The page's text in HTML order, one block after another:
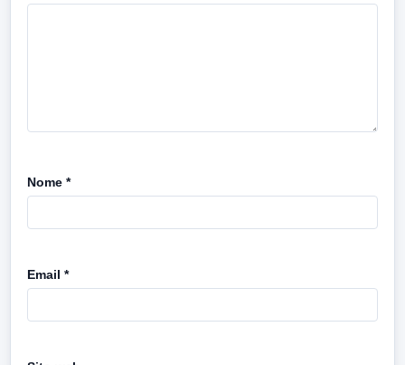
Nome *
Email *